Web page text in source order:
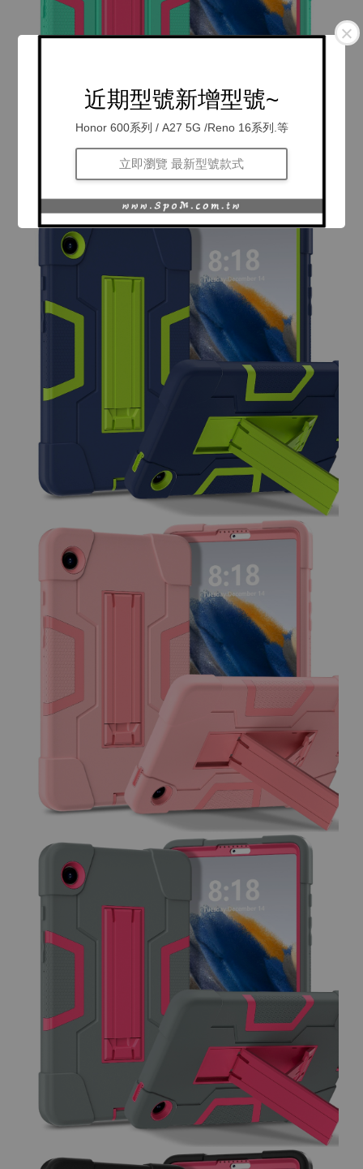
近期型號新增型號~
Honor 600系列 / A27 5G /Reno 16系列.等
立即瀏覽 最新型號款式